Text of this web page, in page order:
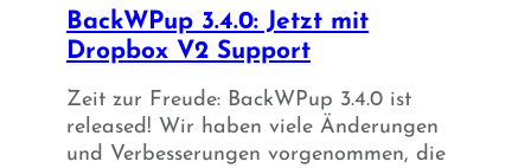
BackWPup 3.4.0: Jetzt mit
Dropbox V2 Support
Zeit zur Freude: BackWPup 3.4.0 ist
released! Wir haben viele Änderungen
und Verbesserungen vorgenommen, die